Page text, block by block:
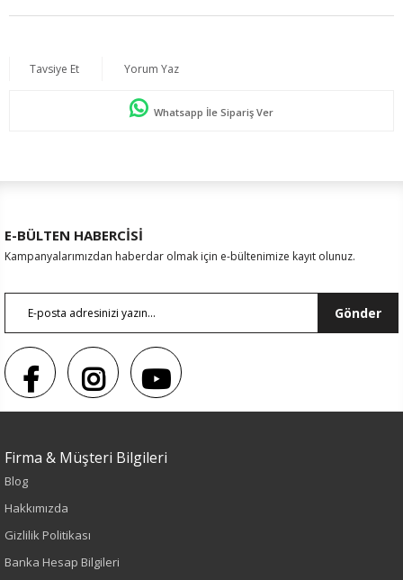
Sezon : YAZLIK
Renk
Lacivert
Tavsiye Et Yorum Yaz
Whatsapp İle Sipariş Ver
E-BÜLTEN HABERCİSİ
Kampanyalarımızdan haberdar olmak için e-bültenimize kayıt olunuz.
Gönder
Firma & Müşteri Bilgileri
Blog
Hakkımızda
Gizlilik Politikası
Banka Hesap Bilgileri